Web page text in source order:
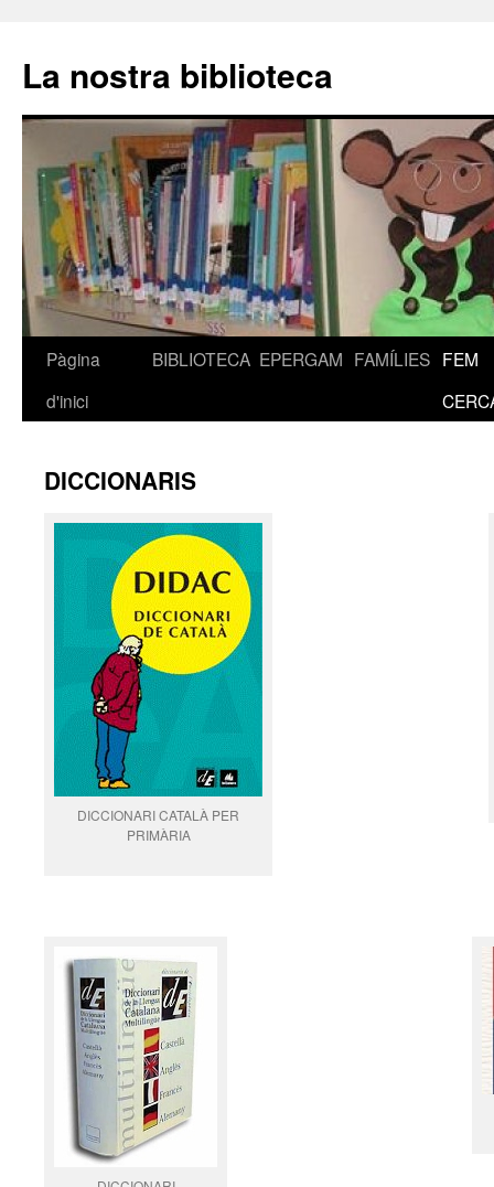
La nostra biblioteca
Vés
Pàgina
d'inici
BIBLIOTECA EPERGAM FAMÍLIES FEM
DICCIONARIS
DICCIONARI CATALÀ PER
PRIMÀRIA